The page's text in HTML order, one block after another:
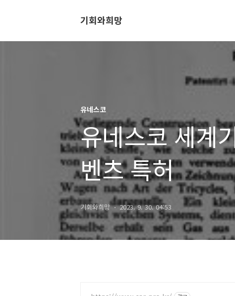
기회와희망
유네스코
유네스코 세계
벤츠 특허
기회와희망 2023. 9. 30. 04:53